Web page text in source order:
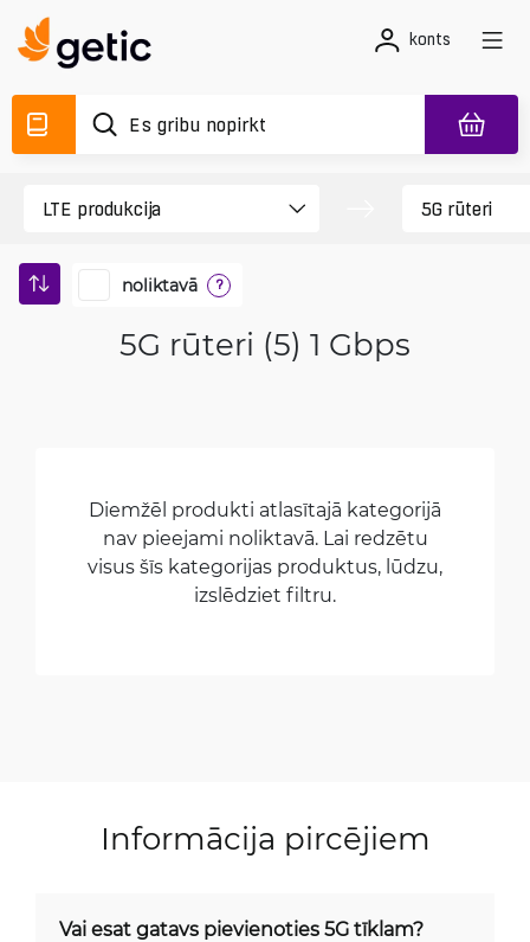
konts
noliktavā ?
5G rūteri (5) 1 Gbps
Diemžēl produkti atlasītajā kategorijā
nav pieejami noliktavā. Lai redzētu
visus šīs kategorijas produktus, lūdzu,
izslēdziet filtru.
Informācija pircējiem
Vai esat gatavs pievienoties 5G tīklam?